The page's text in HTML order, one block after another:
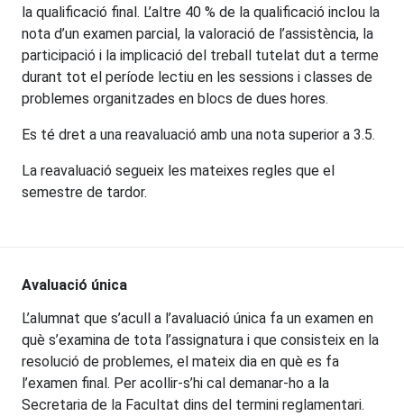
la qualificació final. L’altre 40 % de la qualificació inclou la
nota d’un examen parcial, la valoració de l’assistència, la
participació i la implicació del treball tutelat dut a terme
durant tot el període lectiu en les sessions i classes de
problemes organitzades en blocs de dues hores.
Es té dret a una reavaluació amb una nota superior a 3.5.
La reavaluació segueix les mateixes regles que el
semestre de tardor.
Avaluació única
L’alumnat que s’acull a l’avaluació única fa un examen en
què s’examina de tota l’assignatura i que consisteix en la
resolució de problemes, el mateix dia en què es fa
l’examen final. Per acollir-s’hi cal demanar-ho a la
Secretaria de la Facultat dins del termini reglamentari.